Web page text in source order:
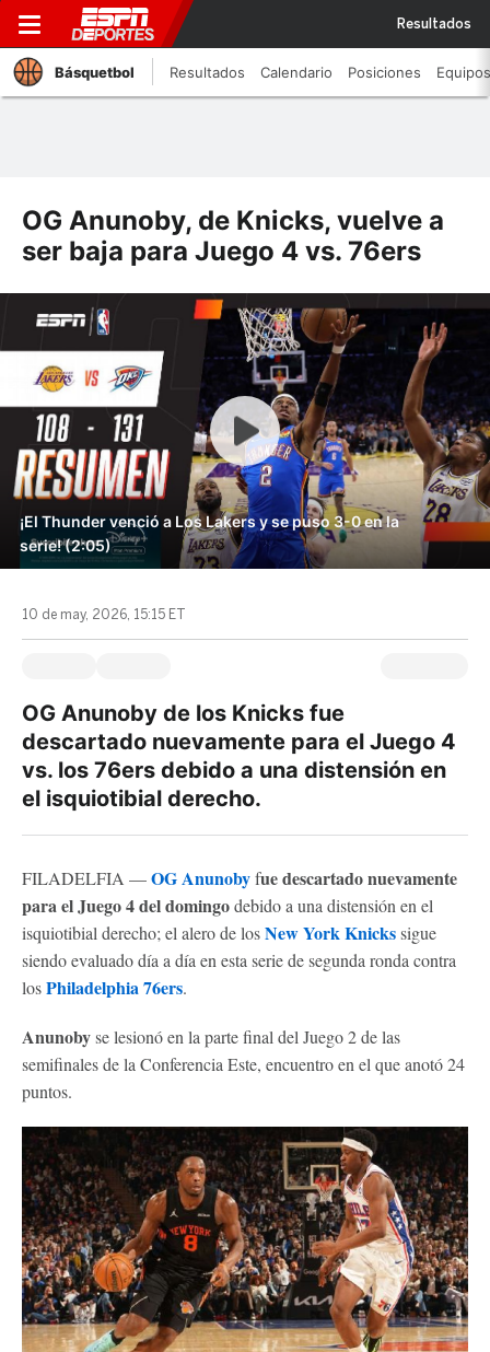
Resultados
Básquetbol Resultados Calendario Posiciones Equipos
OG Anunoby, de Knicks, vuelve a
ser baja para Juego 4 vs. 76ers
¡El Thunder venció a Los Lakers y se puso 3-0 en la
serie! (2:05)
10 de may, 2026, 15:15 ET
OG Anunoby de los Knicks fue
descartado nuevamente para el Juego 4
vs. los 76ers debido a una distensión en
el isquiotibial derecho.
FILADELFIA —OG Anunobyfue descartado nuevamente
para el Juego 4 del domingodebido a una distensión en el
isquiotibial derecho; el alero de losNew York Knickssigue
siendo evaluado día a día en esta serie de segunda ronda contra
losPhiladelphia 76ers.
Anunobyse lesionó en la parte final del Juego 2 de las
semifinales de la Conferencia Este, encuentro en el que anotó 24
puntos.